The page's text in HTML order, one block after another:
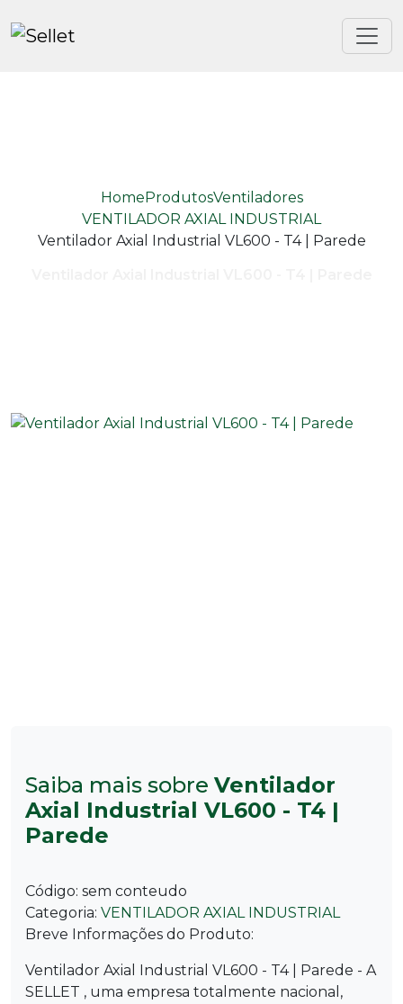
HomeProdutosVentiladores
VENTILADOR AXIAL INDUSTRIAL
Ventilador Axial Industrial VL600 - T4 | Parede
Saiba mais sobre Ventilador
Axial Industrial VL600 - T4 |
Parede
Código: sem conteudo
Categoria: VENTILADOR AXIAL INDUSTRIAL
Breve Informações do Produto:
Ventilador Axial Industrial VL600 - T4 | Parede - A
SELLET , uma empresa totalmente nacional,